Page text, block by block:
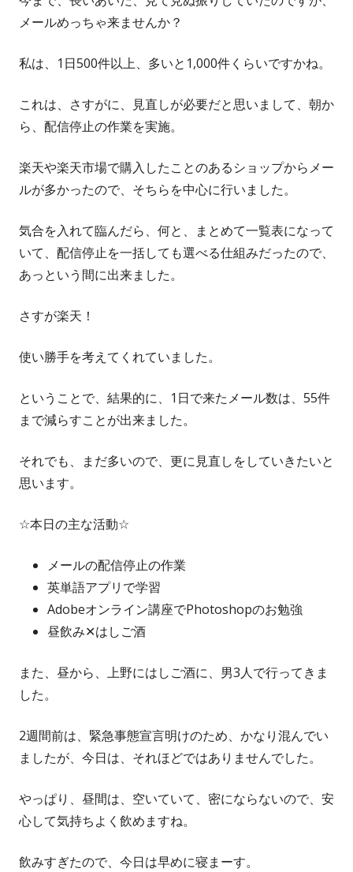
メールめっちゃ来ませんか？
私は、1日500件以上、多いと1,000件くらいですかね。
これは、さすがに、見直しが必要だと思いまして、朝か
ら、配信停止の作業を実施。
楽天や楽天市場で購入したことのあるショップからメー
ルが多かったので、そちらを中心に行いました。
気合を入れて臨んだら、何と、まとめて一覧表になって
いて、配信停止を一括しても選べる仕組みだったので、
あっという間に出来ました。
さすが楽天！
使い勝手を考えてくれていました。
ということで、結果的に、1日で来たメール数は、55件
まで減らすことが出来ました。
それでも、まだ多いので、更に見直しをしていきたいと
思います。
☆本日の主な活動☆
メールの配信停止の作業
英単語アプリで学習
Adobeオンライン講座でPhotoshopのお勉強
昼飲み✕はしご酒
また、昼から、上野にはしご酒に、男3人で行ってきま
した。
2週間前は、緊急事態宣言明けのため、かなり混んでい
ましたが、今日は、それほどではありませんでした。
やっぱり、昼間は、空いていて、密にならないので、安
心して気持ちよく飲めますね。
飲みすぎたので、今日は早めに寝まーす。